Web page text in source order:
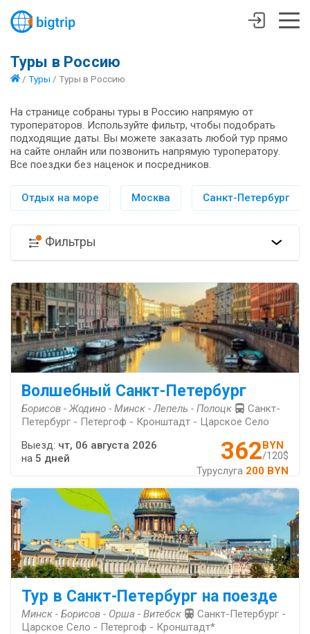
Туры в Россию
/ Туры / Туры в Россию
На странице собраны туры в Россию напрямую от
туроператоров. Используйте фильтр, чтобы подобрать
подходящие даты. Вы можете заказать любой тур прямо
на сайте онлайн или позвонить напрямую туроператору.
Все поездки без наценок и посредников.
Отдых на море Москва Санкт-Петербург
Фильтры
Волшебный Санкт-Петербург
Борисов - Жодино - Минск - Лепель - Полоцк
Санкт-
Петербург - Петергоф - Кронштадт - Царское Село
362 BYN
/120$
Туруслуга 200 BYN
Выезд: чт, 06 августа 2026
на 5 дней
Тур в Санкт-Петербург на поезде
Минск - Борисов - Орша - Витебск
Санкт-Петербург -
Царское Село - Петергоф - Кронштадт*